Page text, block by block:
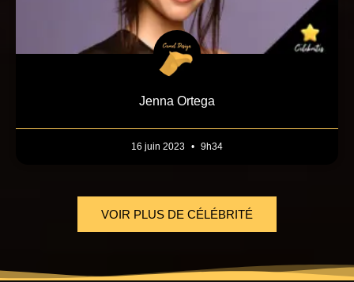
Jenna Ortega
16 juin 2023 9h34
VOIR PLUS DE CÉLÉBRITÉ